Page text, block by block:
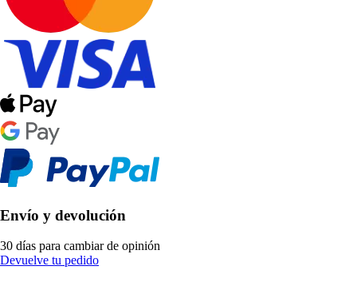
Envío y devolución
30 días para cambiar de opinión
Devuelve tu pedido